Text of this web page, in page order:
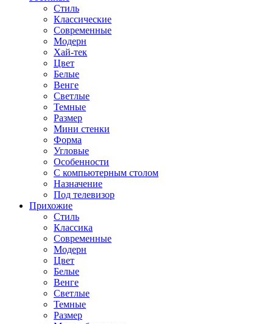
Стиль
Классические
Современные
Модерн
Хай-тек
Цвет
Белые
Венге
Светлые
Темные
Размер
Мини стенки
Форма
Угловые
Особенности
С компьютерным столом
Назначение
Под телевизор
Прихожие
Стиль
Классика
Современные
Модерн
Цвет
Белые
Венге
Светлые
Темные
Размер